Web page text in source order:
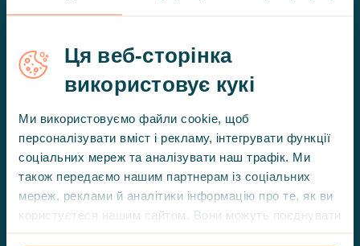
Ця веб-сторінка
використовує кукі
Ми використовуємо файли cookie, щоб
персоналізувати вміст і рекламу, інтегрувати функції
соціальних мереж та аналізувати наш трафік. Ми
також передаємо нашим партнерам із соціальних
мереж, реклами й аналітики інформацію про те, як ви
користуєтеся нашим сайтом. Вони можуть поєднувати
Про терапію
Як проходить перша сесія?
Вас може зацікавити